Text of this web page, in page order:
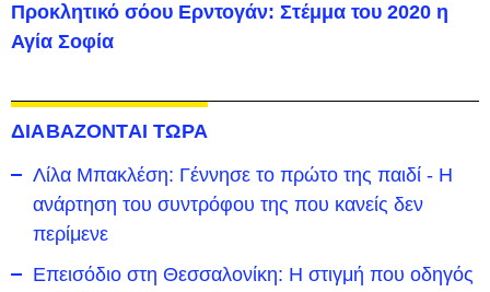
Προκλητικό σόου Ερντογάν: Στέμμα του 2020 η
Αγία Σοφία
ΔΙΑΒΑΖΟΝΤΑΙ ΤΩΡΑ
Λίλα Μπακλέση: Γέννησε το πρώτο της παιδί - Η
ανάρτηση του συντρόφου της που κανείς δεν
περίμενε
Επεισόδιο στη Θεσσαλονίκη: Η στιγμή που οδηγός